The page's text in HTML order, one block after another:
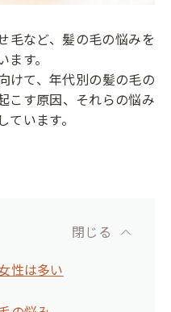
毛など、髪の毛の悩みを
す。
けて、年代別の髪の毛の
こす原因、それらの悩み
います。
性は多い
閉じる